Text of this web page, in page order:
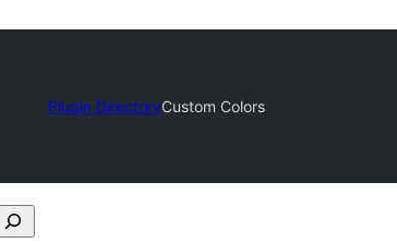
Plugin DirectoryCustom Colors